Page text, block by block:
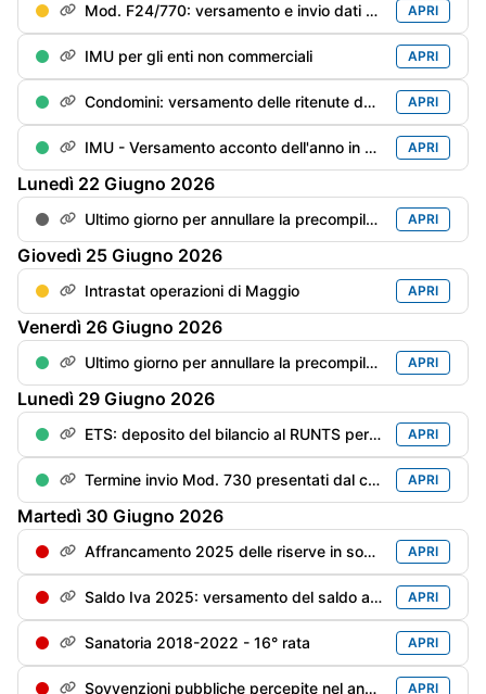
Mod. F24/770: versamento e invio dati delle ritenute/trattenute operate APRI
IMU per gli enti non commerciali APRI
Condomini: versamento delle ritenute dei primi 6 mesi del anno in corso rimaste “sottosoglia“ (€. 500), se non già versate APRI
IMU - Versamento acconto dell'anno in corso APRI
Lunedì 22 Giugno 2026
Ultimo giorno per annullare la precompilata APRI
Giovedì 25 Giugno 2026
Intrastat operazioni di Maggio APRI
Venerdì 26 Giugno 2026
Ultimo giorno per annullare la precompilata del Mod. Redditi PF APRI
Lunedì 29 Giugno 2026
ETS: deposito del bilancio al RUNTS per gli enti con esercizio "solare" (180 gg dalla chiusura dell'esercizio APRI
Termine invio Mod. 730 presentati dal contribuente dal 1/06 al 20/06 APRI
Martedì 30 Giugno 2026
Affrancamento 2025 delle riserve in sospensione - 2° rata dell'imposta sostitutiva APRI
Saldo Iva 2025: versamento del saldo a debito maggiorato di 0,4% per mese/frazione di mese (pari a: saldo al 16/03 x 1,6%) APRI
Sanatoria 2018-2022 - 16° rata APRI
Sovvenzioni pubbliche percepite nel anno precedente - Trasparenza - Scadenza per la messa online (soggetti privi di bilancio) APRI